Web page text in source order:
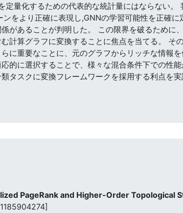
定量化するための代表的な統計量にはならない
ンをより正確に表現し,GNNの学習可能性を正確
があることが判明した。 この限界を破るため
計算グラフに変換することに焦点を当てる。 そ
に重要なことに、元のグラフからリッチな情報
的に選択することで、様々な混合条件下での性
タスクに変換フレームワークを採用する利点を実
PageRank and Higher-Order